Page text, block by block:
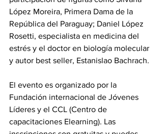
López Moreira, Primera Dama de la
República del Paraguay; Daniel López
Rosetti, especialista en medicina del
estrés y el doctor en biología molecular
y autor best seller, Estanislao Bachrach.
El evento es organizado por la
Fundación internacional de Jóvenes
Líderes y el CCL (Centro de
capacitaciones Elearning). Las